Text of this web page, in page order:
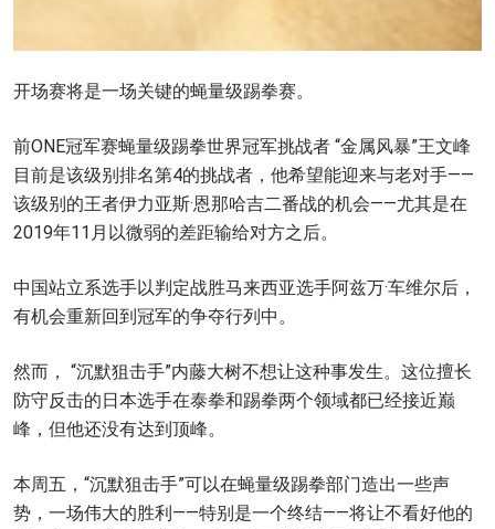
开场赛将是一场关键的蝇量级踢拳赛。
前ONE冠军赛蝇量级踢拳世界冠军挑战者 “金属风暴”王文峰
目前是该级别排名第4的挑战者，他希望能迎来与老对手——
该级别的王者伊力亚斯·恩那哈吉二番战的机会——尤其是在
2019年11月以微弱的差距输给对方之后。
中国站立系选手以判定战胜马来西亚选手阿兹万·车维尔后，
有机会重新回到冠军的争夺行列中。
然而， “沉默狙击手”内藤大树不想让这种事发生。这位擅长
防守反击的日本选手在泰拳和踢拳两个领域都已经接近巅
峰，但他还没有达到顶峰。
本周五，“沉默狙击手”可以在蝇量级踢拳部门造出一些声
势，一场伟大的胜利——特别是一个终结——将让不看好他的